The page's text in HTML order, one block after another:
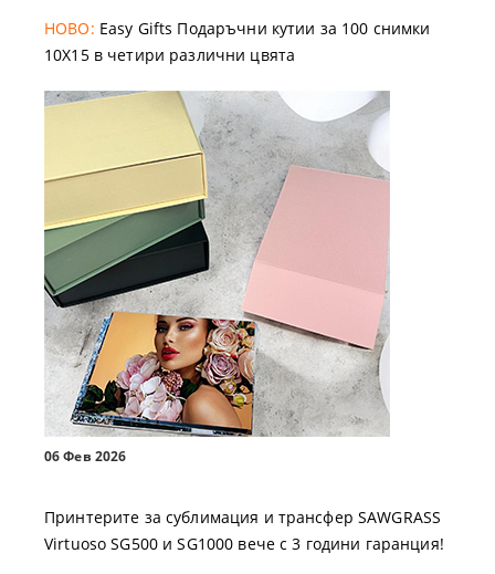
НОВО: Easy Gifts Подаръчни кутии за 100 снимки
10X15 в четири различни цвята
06 Фев 2026
Принтерите за сублимация и трансфер SAWGRASS
Virtuoso SG500 и SG1000 вече с 3 години гаранция!